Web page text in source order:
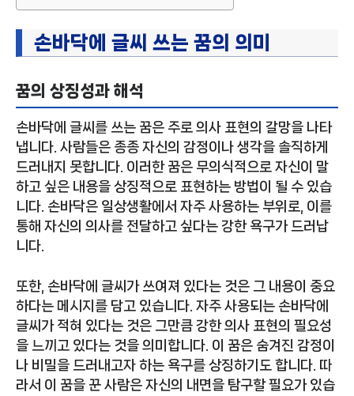
손바닥에 글씨 쓰는 꿈의 의미
꿈의 상징성과 해석
손바닥에 글씨를 쓰는 꿈은 주로 의사 표현의 갈망을 나타
냅니다. 사람들은 종종 자신의 감정이나 생각을 솔직하게
드러내지 못합니다. 이러한 꿈은 무의식적으로 자신이 말
하고 싶은 내용을 상징적으로 표현하는 방법이 될 수 있습
니다. 손바닥은 일상생활에서 자주 사용하는 부위로, 이를
통해 자신의 의사를 전달하고 싶다는 강한 욕구가 드러납
니다.
또한, 손바닥에 글씨가 쓰여져 있다는 것은 그 내용이 중요
하다는 메시지를 담고 있습니다. 자주 사용되는 손바닥에
글씨가 적혀 있다는 것은 그만큼 강한 의사 표현의 필요성
을 느끼고 있다는 것을 의미합니다. 이 꿈은 숨겨진 감정이
나 비밀을 드러내고자 하는 욕구를 상징하기도 합니다. 따
라서 이 꿈을 꾼 사람은 자신의 내면을 탐구할 필요가 있습